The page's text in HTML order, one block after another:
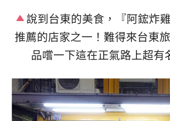
說到台東的美食，
『阿鋐炸
推薦的店家之一！難得來台東
品嚐一下這在正氣路上超有